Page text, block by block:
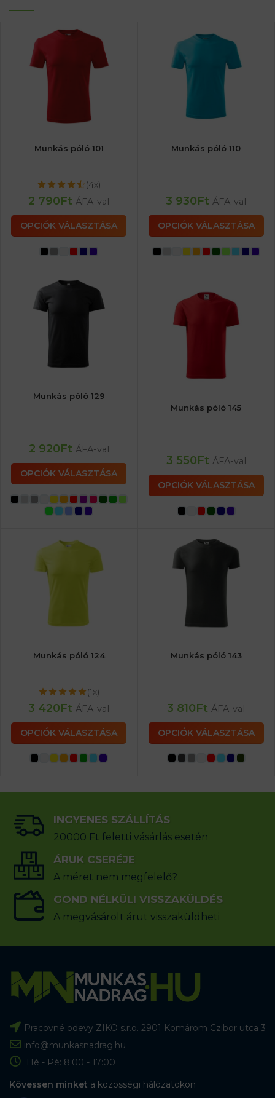
Munkás póló 101
(4x)
2 790Ft ÁFA-val
OPCIÓK VÁLASZTÁSA
Munkás póló 110
3 930Ft ÁFA-val
OPCIÓK VÁLASZTÁSA
Munkás póló 129
2 920Ft ÁFA-val
OPCIÓK VÁLASZTÁSA
Munkás póló 145
3 550Ft ÁFA-val
OPCIÓK VÁLASZTÁSA
Munkás póló 124
(1x)
3 420Ft ÁFA-val
OPCIÓK VÁLASZTÁSA
Munkás póló 143
3 810Ft ÁFA-val
OPCIÓK VÁLASZTÁSA
INGYENES SZÁLLÍTÁS
20000 Ft feletti vásárlás esetén
ÁRUK CSERÉJE
A méret nem megfelelő?
GOND NÉLKÜLI VISSZAKÜLDÉS
A megvásárolt árut visszaküldheti
Pracovné odevy ZIKO s.r.o. 2901 Komárom Czibor utca 3
info@munkasnadrag.hu
Hé - Pé: 8:00 - 17:00
Kövessen minket a közösségi hálózatokon